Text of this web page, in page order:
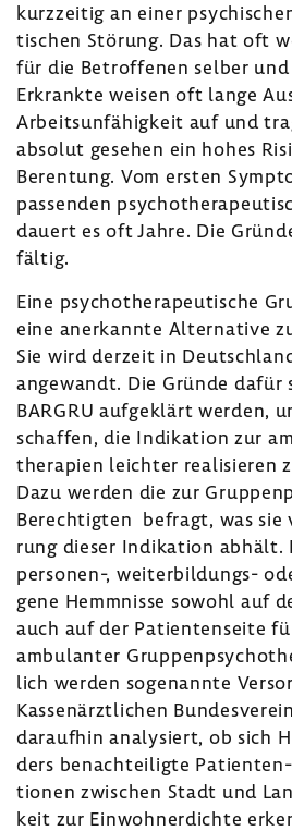
kurz­zeitig an einer
ti­schen Störung. Das hat oft
für die Betrof­fenen selber
Erkrankte weisen oft lange
Arbeits­un­fä­hig­keit auf und
absolut gesehen ein hohes
Beren­tung. Vom ersten
passenden
dauert es oft Jahre. Die
fältig.
Eine psycho­the­ra­peu­ti­sche
eine aner­kannte Alter­na­tive
Sie wird derzeit in
ange­wandt. Die Gründe dafür
BARGRU aufge­klärt werden,
schaffen, die Indi­ka­tion zur
the­ra­pien leichter reali­sieren
Dazu werden die zur
Berech­tigten befragt, was sie
rung dieser Indi­ka­tion abhält.
personen-​, weiterbildungs-​
gene Hemm­nisse sowohl auf
auch auf der Pati­en­ten­seite
ambu­lanter
lich werden soge­nannte
Kassen­ärzt­li­chen
daraufhin analy­siert, ob sich
ders benach­tei­ligte
tionen zwischen Stadt und
keit zur Einwoh­ner­dichte